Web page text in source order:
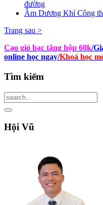
đường
Âm Dương Khí Công
Trang sau >
Cạo gió bạc tặng hộp 60k/
online học ngay/Khoá học
Tìm kiếm
Hội Vũ